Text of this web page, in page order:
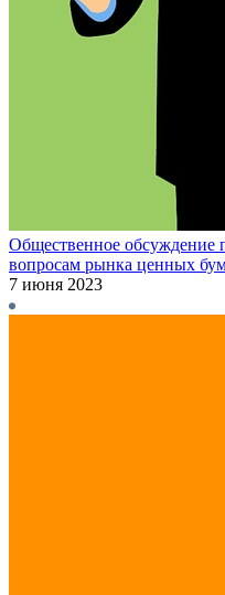
Общественное обсуждение
вопросам рынка ценных
7 июня 2023